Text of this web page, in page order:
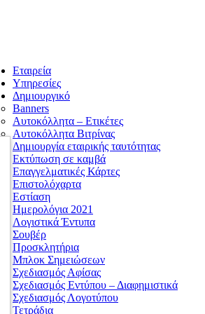
Eταιρεία
Υπηρεσίες
Δημιουργικό
Banners
Αυτοκόλλητα – Ετικέτες
Αυτοκόλλητα Βιτρίνας
Δημιουργία εταιρικής ταυτότητας
Εκτύπωση σε καμβά
Επαγγελματικές Κάρτες
Επιστολόχαρτα
Εστίαση
Ημερολόγια 2021
Λογιστικά Έντυπα
Σουβέρ
Προσκλητήρια
Μπλοκ Σημειώσεων
Σχεδιασμός Αφίσας
Σχεδιασμός Εντύπου – Διαφημιστικά
Σχεδιασμός Λογοτύπου
Τετράδια